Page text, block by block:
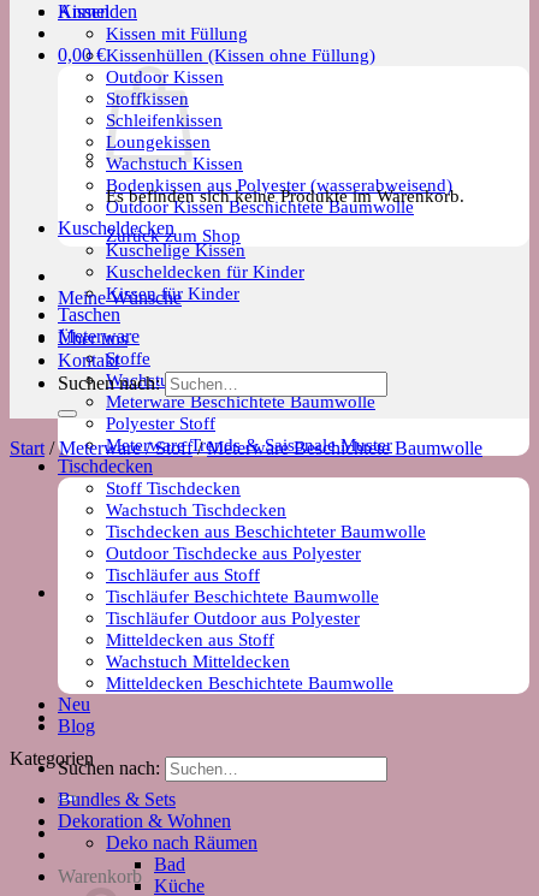
Kissen
Kissen mit Füllung
Kissenhüllen (Kissen ohne Füllung)
Outdoor Kissen
Stoffkissen
Schleifenkissen
Loungekissen
Wachstuch Kissen
Bodenkissen aus Polyester (wasserabweisend)
Outdoor Kissen Beschichtete Baumwolle
Kuscheldecken
Kuschelige Kissen
Kuscheldecken für Kinder
Kissen für Kinder
Taschen
Meterware
Stoffe
Wachstuch Stoff
Meterware Beschichtete Baumwolle
Polyester Stoff
Meterware Trends & Saisonale Muster
Tischdecken
Stoff Tischdecken
Wachstuch Tischdecken
Tischdecken aus Beschichteter Baumwolle
Outdoor Tischdecke aus Polyester
Tischläufer aus Stoff
Tischläufer Beschichtete Baumwolle
Tischläufer Outdoor aus Polyester
Mitteldecken aus Stoff
Wachstuch Mitteldecken
Mitteldecken Beschichtete Baumwolle
Neu
Blog
Suchen nach:
Warenkorb
Anmelden
0,00€
Es befinden sich keine Produkte im Warenkorb.
Zurück zum Shop
Meine Wünsche
Über uns
Kontakt
Suchen nach:
Start / Meterware / Stoff / Meterware Beschichtete Baumwolle
Kategorien
Bundles & Sets
Dekoration & Wohnen
Deko nach Räumen
Bad
Küche